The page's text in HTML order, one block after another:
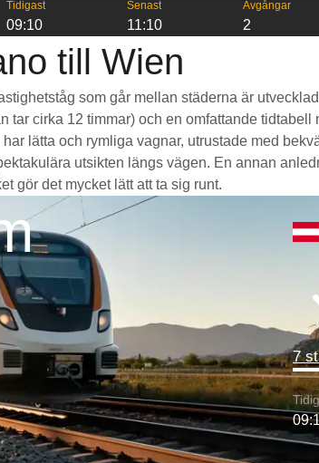
Tidigast
09:10
Senast
11:10
Avgångar
2
till Wien
som går mellan städerna är
cirka 12 timmar) och en omfattande
lätta och rymliga vagnar, utrustade med
utsikten längs vägen. En annan
gör det mycket lätt att ta sig runt.
7